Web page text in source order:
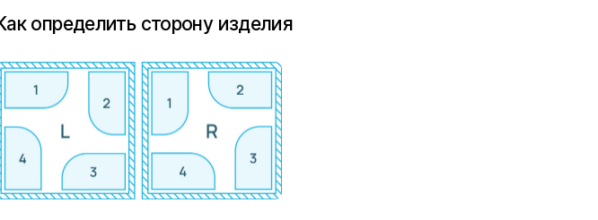
определить сторону изделия